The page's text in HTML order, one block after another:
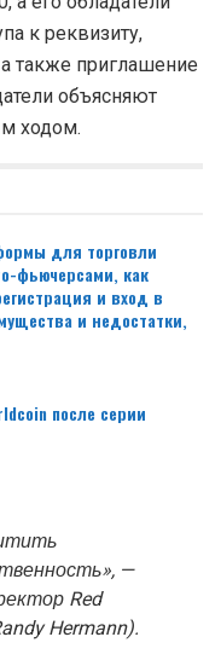
к реквизиту,
также приглашение
объясняют
ходом.
для торговли
фьючерсами, как
и вход в
и недостатки,
после серии
—
Red
Hermann).